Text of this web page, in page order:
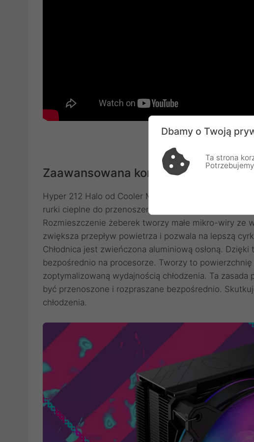
Zaawansowana konstrukcja
Hyper 212 Halo od Cooler Master w klasycznej
rurki cieplne do przenoszenia ciepła z procesora do
Rozmieszczenie żeberek tworzy małe mikro-wiry ze
zwiększa przepływ powietrza i pozwala na lepszą
Chłodnica jest zwieńczona aluminiową osłoną.
bezpośrednio na procesorze. Tworzy to
zoptymalizowaną wydajnością chłodzenia. Ta
być przenoszone i rozpraszane bezpośrednio.
chłodzenia.
Dbamy o Twoją
Ta strona